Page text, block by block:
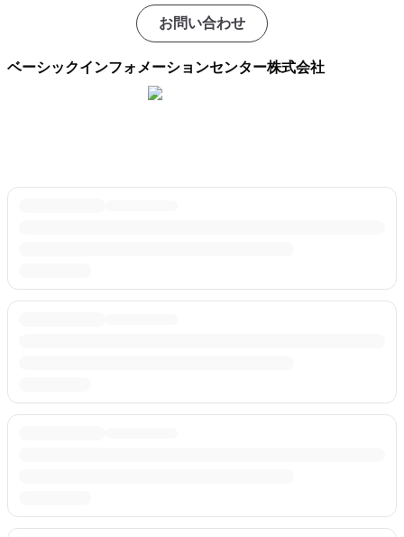
お問い合わせ
ベーシックインフォメーションセンター株式会社